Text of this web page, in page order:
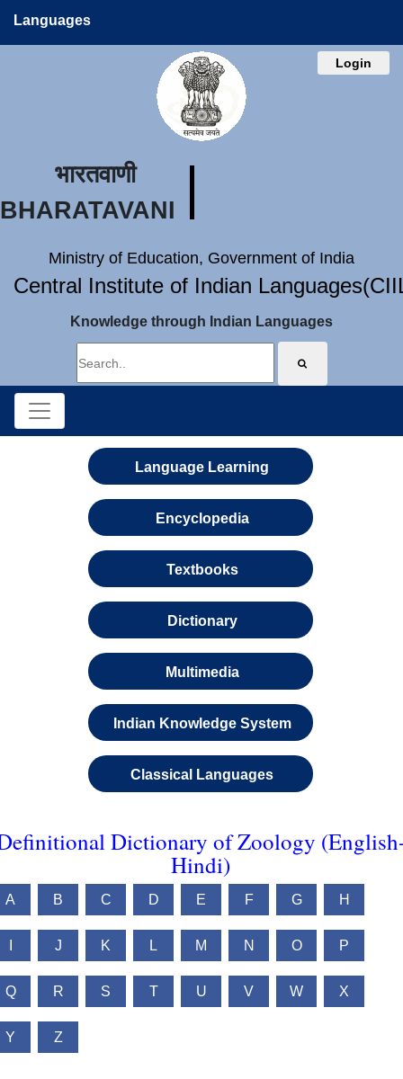
Languages
Login
भारतवाणी
BHARATAVANI
Ministry of Education, Government of India
Central Institute of Indian
Knowledge through Indian Languages
Language Learning
Encyclopedia
Textbooks
Dictionary
Multimedia
Indian Knowledge System
Classical Languages
Dictionary of Zoology
Hindi)
A B C D E F G H
J K L M N O P
Q R S T U V W X
Y Z